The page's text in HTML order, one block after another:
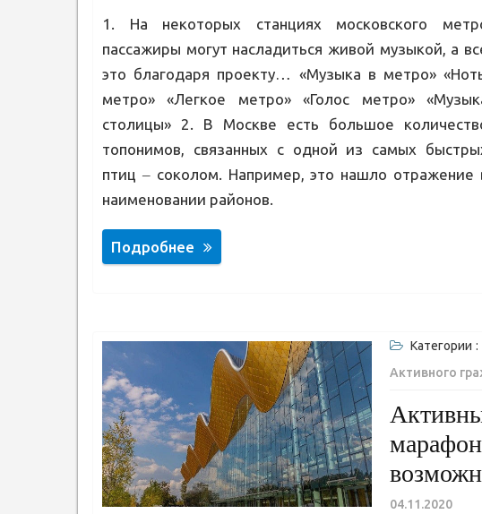
1. На некоторых станциях московского
пассажиры могут насладиться живой музыкой, а
это благодаря проекту… «Музыка в метро»
метро» «Легкое метро» «Голос метро»
столицы» 2. В Москве есть большое
топонимов, связанных с одной из самых
птиц ‒ соколом. Например, это нашло отражение
наименовании районов.
Подробнее
Категории :
Активного
04.11.2020